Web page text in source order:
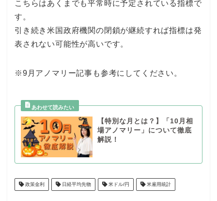
こちらはあくまでも平常時に予定されている指標で
す。
引き続き米国政府機関の閉鎖が継続すれば指標は発
表されない可能性が高いです。
※9月アノマリー記事も参考にしてください。
【特別な月とは？】「10月相
場アノマリー」について徹底
解説！
政策金利 日経平均先物 米ドル/円 米雇用統計